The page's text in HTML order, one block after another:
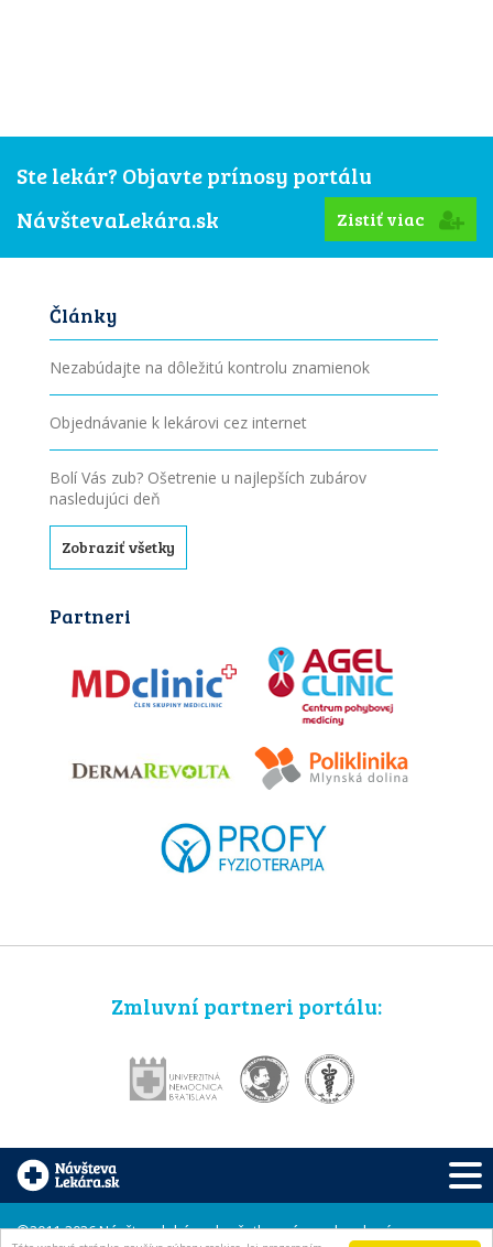
Ste lekár? Objavte prínosy portálu
NávštevaLekára.sk
Zistiť viac
Články
Nezabúdajte na dôležitú kontrolu znamienok
Objednávanie k lekárovi cez internet
Bolí Vás zub? Ošetrenie u najlepších zubárov
nasledujúci deň
Zobraziť všetky
Partneri
Zmluvní partneri portálu:
©2011-2026 Návštevalekára.sk, všetky práva vyhradené.